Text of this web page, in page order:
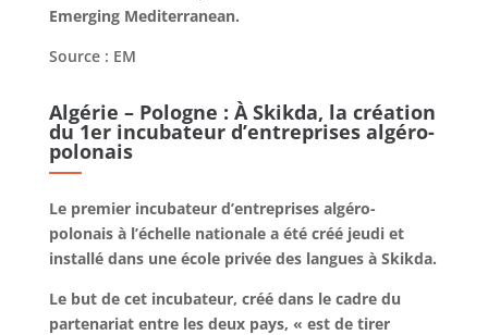
Emerging Mediterranean.
Source : EM
Algérie – Pologne : À Skikda, la création
du 1er incubateur d’entreprises algéro-
polonais
Le premier incubateur d’entreprises algéro-
polonais à l’échelle nationale a été créé jeudi et
installé dans une école privée des langues à Skikda.
Le but de cet incubateur, créé dans le cadre du
partenariat entre les deux pays, « est de tirer